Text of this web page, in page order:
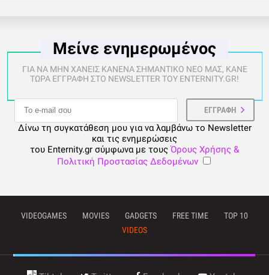
Μείνε ενημερωμένος
ΓΙΑ ΝΑ ΜΗΝ ΧΑΝΕΙΣ ΚΑΝΕΝΑ ΣΗΜΑΝΤΙΚΟ ΝΕΟ ΜΑΣ, ΚΑΝΕ
ΤΩΡΑ ΕΓΓΡΑΦΗ ΣΤΟ NEWSLETTER ΤΟΥ ENTERNITY.GR!
Δίνω τη συγκατάθεση μου για να λαμβάνω το Newsletter
και τις ενημερώσεις
του Enternity.gr σύμφωνα με τους Όρους Χρήσης &
Πολιτική Προστασίας Δεδομένων
VIDEOGAMES MOVIES GADGETS FREE TIME
TOP 10
VIDEOS